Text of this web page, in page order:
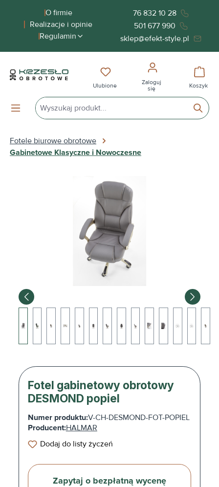
zawartościO firmie
Realizacje i opinie
Regulamin
76 832 10 28
501 677 990
sklep@efekt-style.pl
Masz 0 przedmioty na liście
Ulubione
Zaloguj
się
Koszyk
Fotele biurowe obrotowe
Gabinetowe Klasyczne i Nowoczesne
Fotel gabinetowy obrotowy
DESMOND popiel
Numer produktu:V-CH-DESMOND-FOT-POPIEL
Producent:HALMAR
Dodaj do listy życzeń
Zapytaj o bezpłatną wycenę